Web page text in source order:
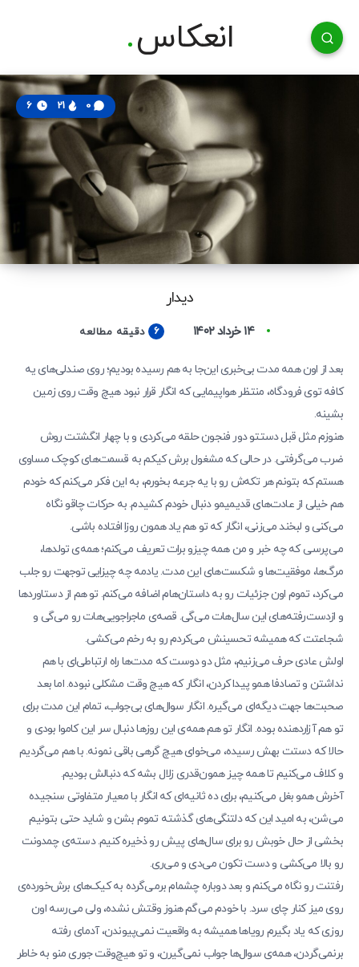
انعکاس
دیدار
0
21
۱۴ خرداد ۱۴۰۲ 6 دقیقه مطالعه
بعد از اون همه مدت بی‌خبری این‌جا به هم رسیده بودیم؛ روی صندلی‌های یه
کافه توی فرودگاه، منتظر هواپیمایی که انگار قرار نبود هیچ وقت روی زمین
بشینه.
هنوزم مثل قبل دستتو دور فنجون حلقه می‌کردی و با چهار انگشتت روش
ضرب می‌گرفتی. در حالی که مشغول برش کیکم به قسمت‌های کوچک مساوی
هستم که بتونم هر تکه‌ش رو با یه جرعه بخورم، به این فکر می‌کنم که خودم
هم خیلی از عادت‌های قدیمیمو دنبال خودم کشیدم. به حرکات چاقو نگاه
می‌کنی و لبخند می‌زنی، انگار که تو هم یاد همون روزا افتاده باشی.
می‌پرسی که چه خبر و من همه چیزو برات تعریف می‌کنم؛ همه‌ی تولدها،
مرگ‌ها، موفقیت‌ها و شکست‌های این مدت. یادمه چه چیزایی توجهت رو جلب
می‌کرد، تموم اون جزئیات رو به داستان‌هام اضافه می‌کنم. تو هم از دستاوردها
و ازدست‌رفته‌های این سال‌هات می‌گی. قصه‌ی ماجراجویی‌هات رو می‌گی و
شجاعتت که همیشه تحسینش می‌کردم رو به رخم می‌کشی.
اولش عادی حرف می‌زنیم، مثل دو دوست که مدت‌ها راه ارتباطی‌ای با هم
نداشتن و تصادفا همو پیدا کردن، انگار که هیچ وقت مشکلی نبوده. اما بعد
صحبت‌ها جهت دیگه‌ای می‌گیره. انگار سوال‌های بی‌جواب، تمام این مدت برای
تو هم آزاردهنده بوده. انگار تو هم همه‌ی این روزها دنبال سر این کاموا بودی و
حالا که دستت بهش رسیده، می‌خوای هیچ گرهی باقی نمونه. با هم می‌گردیم
و کلاف می‌کنیم تا همه چیز همون‌قدری زلال بشه که دنبالش بودیم.
آخرش همو بغل می‌کنیم، برای ده ثانیه‌‌ای که انگار با معیار متفاوتی سنجیده
می‌شن، به امید این که دلتنگی‌های گذشته تموم بشن و شاید حتی بتونیم
بخشی از حال خوبش رو برای سال‌های پیش رو ذخیره کنیم. دسته‌ی چمدونت
رو بالا می‌کشی و دست تکون می‌دی و می‌ری.
رفتنت رو نگاه می‌کنم و بعد دوباره چشمام برمی‌گرده به کیک‌های برش‌خورده‌ی
روی میز کنار چای سرد. با خودم می‌گم هنوز وقتش نشده، ولی می‌رسه اون
روزی که یاد بگیرم رویاها همیشه به واقعیت نمی‌پیوندن، آدمای رفته
برنمی‌گردن، همه‌ی سوال‌ها جواب نمی‌گیرن، و تو هیچ‌وقت جوری منو به خاطر